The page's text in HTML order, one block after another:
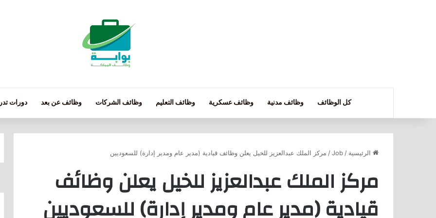
كل الوظائف وظائف مدنية وظائف عسكرية وظائف التعليم وظائف الشركات وظائف عن بعد دورات
الرئيسية /
Job
/ مركز الملك عبدالعزيز للخيل يعلن وظائف قيادية (مدير عام ومدير إدارة) للسعوديين
مركز الملك عبدالعزيز للخيل يعلن وظائف
قيادية (مدير عام ومدير إدارة) للسعوديين